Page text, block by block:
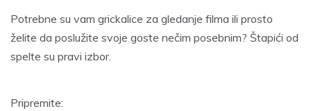
Potrebne su vam grickalice za gledanje filma ili prosto
želite da poslužite svoje goste nečim posebnim? Štapići od
spelte su pravi izbor.
Pripremite: